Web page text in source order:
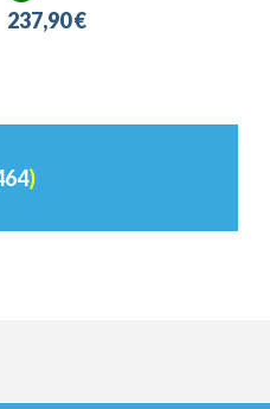
237,90 €
)